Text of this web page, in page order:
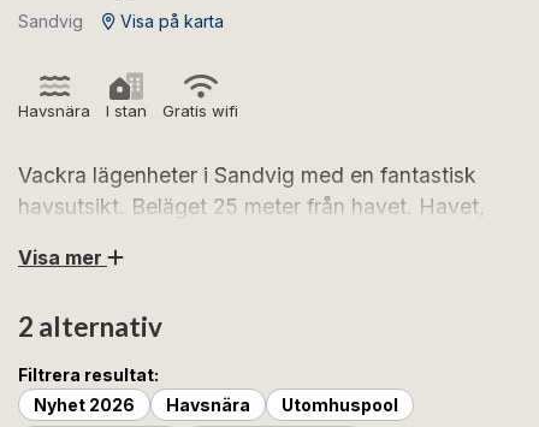
Sandvig Visa på karta
Havsnära I stan Gratis wifi
Vackra lägenheter i Sandvig med en fantastisk
havsutsikt. Beläget 25 meter från havet. Havet,
ligger bara några steg bort.
Strandpromenaden semesterlägenheterna vid havet
mindre än ett stenkast från havet – och precis vid den
vackra Sandvig Strand med bra badmöjligheter.
Visa mer
2 alternativ
Filtrera resultat:
Nyhet 2026
Havsnära
Utomhuspool